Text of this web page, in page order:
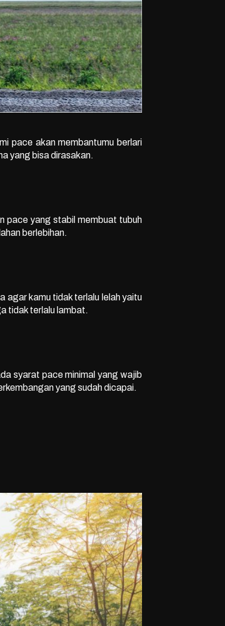
pace akan membantumu berlari
yang bisa dirasakan.
pace yang stabil membuat tubuh
berlebihan.
agar kamu tidak terlalu lelah yaitu
tidak terlalu lambat.
syarat pace minimal yang wajib
yang sudah dicapai.